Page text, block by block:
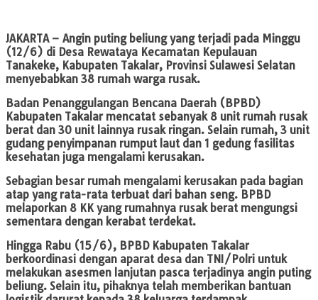
JAKARTA– Angin puting beliung yang terjadi pada Minggu
(12/6) di Desa Rewataya Kecamatan Kepulauan
Tanakeke, Kabupaten Takalar, Provinsi Sulawesi Selatan
menyebabkan 38 rumah warga rusak.
Badan Penanggulangan Bencana Daerah (BPBD)
Kabupaten Takalar mencatat sebanyak 8 unit rumah rusak
berat dan 30 unit lainnya rusak ringan. Selain rumah, 3 unit
gudang penyimpanan rumput laut dan 1 gedung fasilitas
kesehatan juga mengalami kerusakan.
Sebagian besar rumah mengalami kerusakan pada bagian
atap yang rata-rata terbuat dari bahan seng. BPBD
melaporkan 8 KK yang rumahnya rusak berat mengungsi
sementara dengan kerabat terdekat.
Hingga Rabu (15/6), BPBD Kabupaten Takalar
berkoordinasi dengan aparat desa dan TNI/Polri untuk
melakukan asesmen lanjutan pasca terjadinya angin puting
beliung. Selain itu, pihaknya telah memberikan bantuan